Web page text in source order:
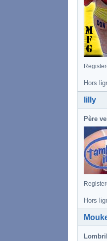
Hors
lilly
Père
Hors